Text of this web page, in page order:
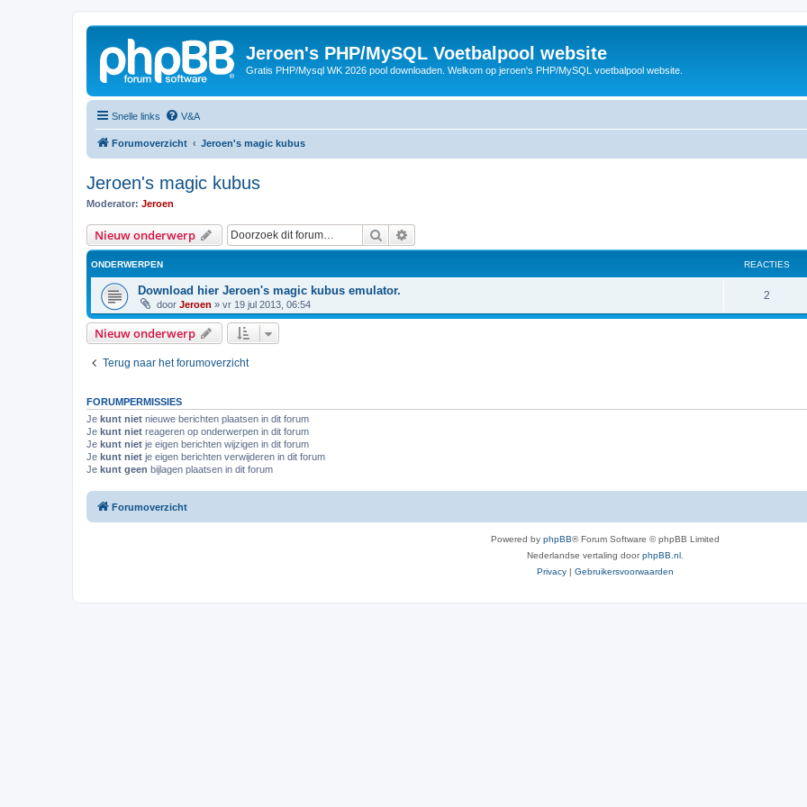
Jeroen's PHP/MySQL Voetbalpool website
Gratis PHP/Mysql WK 2026 pool downloaden. Welkom op jeroen's PHP/MySQL voetbalpool website.
Snelle links V&A
Forumoverzicht Jeroen's magic kubus
Jeroen's magic kubus
Moderator: Jeroen
Nieuw onderwerp Zoek
ONDERWERPEN REACTIES
Download hier Jeroen's magic kubus emulator.
door Jeroen » vr 19 jul 2013, 06:54
2R
e
i
Nieuw onderwerp
Terug naar het forumoverzicht
FORUMPERMISSIES
Je kunt niet nieuwe berichten plaatsen in dit forum
Je kunt niet reageren op onderwerpen in dit forum
Je kunt niet je eigen berichten wijzigen in dit forum
Je kunt niet je eigen berichten verwijderen in dit forum
Je kunt geen bijlagen plaatsen in dit forum
Forumoverzicht
Powered by phpBB® Forum Software © phpBB Limited
Nederlandse vertaling doorphpBB.nl
Privacy | Gebruikersvoorwaarden